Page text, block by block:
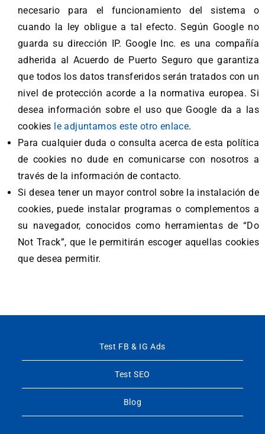
necesario para el funcionamiento del sistema o
cuando la ley obligue a tal efecto. Según Google no
guarda su dirección IP. Google Inc. es una compañía
adherida al Acuerdo de Puerto Seguro que garantiza
que todos los datos transferidos serán tratados con un
nivel de protección acorde a la normativa europea. Si
desea información sobre el uso que Google da a las
cookies le adjuntamos este otro enlace.
Para cualquier duda o consulta acerca de esta política
de cookies no dude en comunicarse con nosotros a
través de la información de contacto.
Si desea tener un mayor control sobre la instalación de
cookies, puede instalar programas o complementos a
su navegador, conocidos como herramientas de “Do
Not Track”, que le permitirán escoger aquellas cookies
que desea permitir.
Test FB & IG Ads
Test SEO
Blog